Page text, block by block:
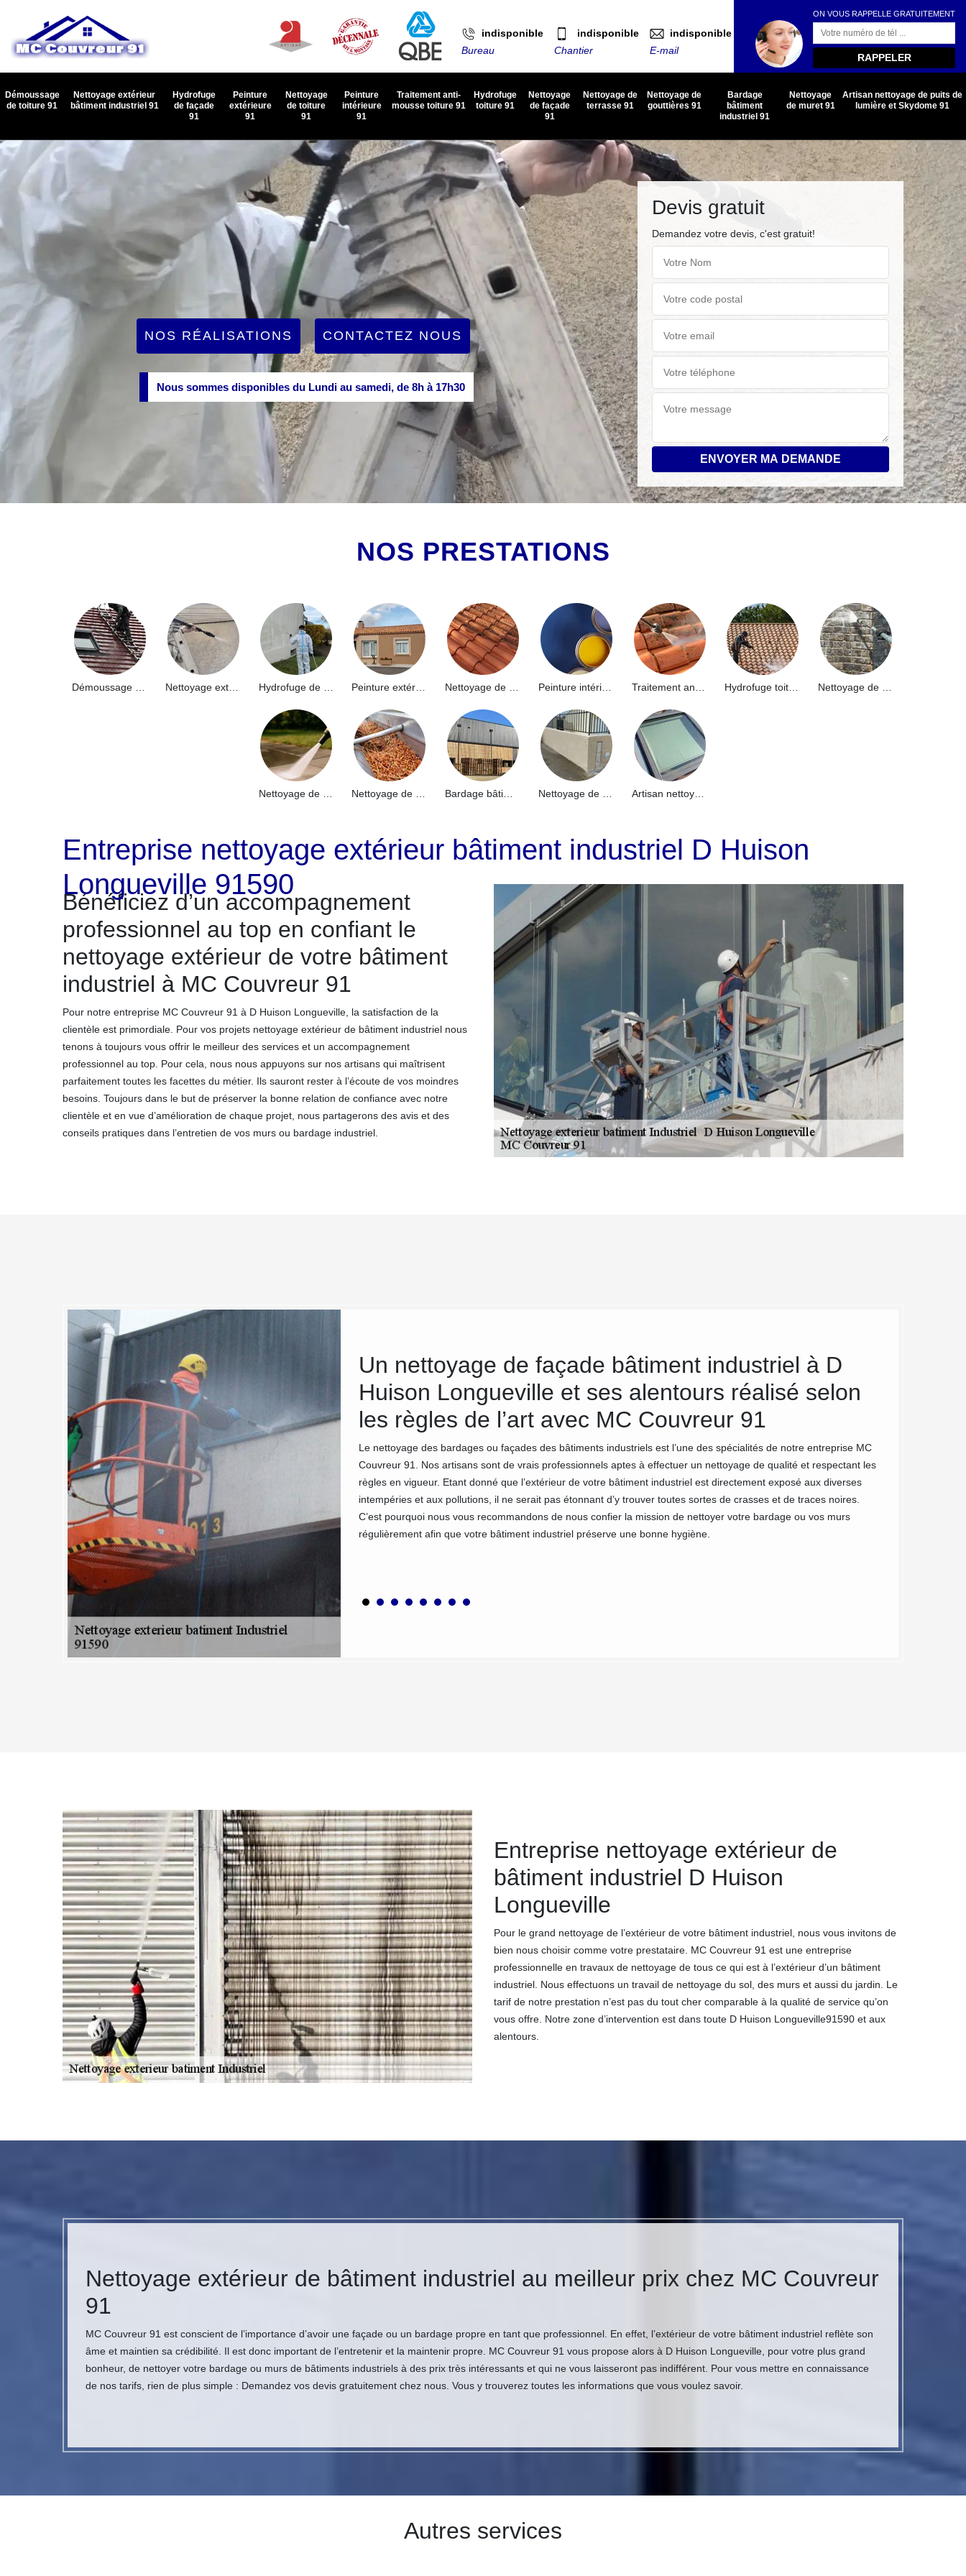
indisponible
Bureau
indisponible
Chantier
indisponible
E-mail
ON VOUS RAPPELLE GRATUITEMENT
Démoussage
de toiture 91
Nettoyage extérieur
bâtiment industriel 91
Hydrofuge
de façade
91
Peinture
extérieure
91
Nettoyage
de toiture
91
Peinture
intérieure
91
Traitement anti-
mousse toiture 91
Hydrofuge
toiture 91
Nettoyage
de façade
91
Nettoyage de
terrasse 91
Nettoyage de
gouttières 91
Bardage
bâtiment
industriel 91
Nettoyage
de muret 91
Artisan nettoyage de puits de
lumière et Skydome 91
NOS RÉALISATIONS CONTACTEZ NOUS
Nous sommes disponibles du Lundi au samedi, de 8h à 17h30
Devis gratuit
Demandez votre devis, c'est gratuit!
NOS PRESTATIONS
Nettoyage extérieur bâtiment industriel 91 Peinture intérieure 91
Artisan nettoyage de puits de lumière et Skydome 91
Entreprise nettoyage extérieur bâtiment industriel D Huison
Longueville 91590
Bénéficiez d’un accompagnement
professionnel au top en confiant le
nettoyage extérieur de votre bâtiment
industriel à MC Couvreur 91
Pour notre entreprise MC Couvreur 91 à D Huison Longueville, la satisfaction de la
clientèle est primordiale. Pour vos projets nettoyage extérieur de bâtiment industriel nous
tenons à toujours vous offrir le meilleur des services et un accompagnement
professionnel au top. Pour cela, nous nous appuyons sur nos artisans qui maîtrisent
parfaitement toutes les facettes du métier. Ils sauront rester à l’écoute de vos moindres
besoins. Toujours dans le but de préserver la bonne relation de confiance avec notre
clientèle et en vue d’amélioration de chaque projet, nous partagerons des avis et des
conseils pratiques dans l’entretien de vos murs ou bardage industriel.
de façades bâtiments
et dynamiques chez MC
à nos clients des prestations de nettoyage extérieur de bâtiment industriel,
ailleurs dans le 91590. Nous avons toutes les qualifications et travaillons
d’un savoir-faire unique et d’une capacité la relever n’importe quel défi de
Nos artisans sont des travailleurs sérieux et qui prennent à cœur de
vigueur professionnelle. Que ce soit pour un nettoyage ponctuel ou
Couvreur 91 pour répondre à vos besoins.
Un nettoyage de façade bâtiment industriel à D
Huison Longueville et ses alentours réalisé selon
les règles de l’art avec MC Couvreur 91
Le nettoyage des bardages ou façades des bâtiments industriels est l’une des spécialités de notre entreprise MC
Couvreur 91. Nos artisans sont de vrais professionnels aptes à effectuer un nettoyage de qualité et respectant les
règles en vigueur. Etant donné que l’extérieur de votre bâtiment industriel est directement exposé aux diverses
intempéries et aux pollutions, il ne serait pas étonnant d’y trouver toutes sortes de crasses et de traces noires.
C’est pourquoi nous vous recommandons de nous confier la mission de nettoyer votre bardage ou vos murs
régulièrement afin que votre bâtiment industriel préserve une bonne hygiène.
Entreprise nettoyage extérieur de
bâtiment industriel D Huison
Longueville
Pour le grand nettoyage de l’extérieur de votre bâtiment industriel, nous vous invitons de
bien nous choisir comme votre prestataire. MC Couvreur 91 est une entreprise
professionnelle en travaux de nettoyage de tous ce qui est à l’extérieur d’un bâtiment
industriel. Nous effectuons un travail de nettoyage du sol, des murs et aussi du jardin. Le
tarif de notre prestation n’est pas du tout cher comparable à la qualité de service qu’on
vous offre. Notre zone d’intervention est dans toute D Huison Longueville91590 et aux
alentours.
Nettoyage extérieur de bâtiment industriel au meilleur prix chez MC Couvreur
91
MC Couvreur 91 est conscient de l’importance d’avoir une façade ou un bardage propre en tant que professionnel. En effet, l’extérieur de votre bâtiment industriel reflète son
âme et maintien sa crédibilité. Il est donc important de l’entretenir et la maintenir propre. MC Couvreur 91 vous propose alors à D Huison Longueville, pour votre plus grand
bonheur, de nettoyer votre bardage ou murs de bâtiments industriels à des prix très intéressants et qui ne vous laisseront pas indifférent. Pour vous mettre en connaissance
de nos tarifs, rien de plus simple : Demandez vos devis gratuitement chez nous. Vous y trouverez toutes les informations que vous voulez savoir.
Autres services